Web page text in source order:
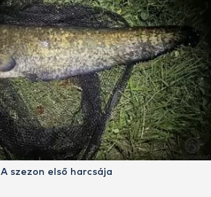
A szezon első harcsája